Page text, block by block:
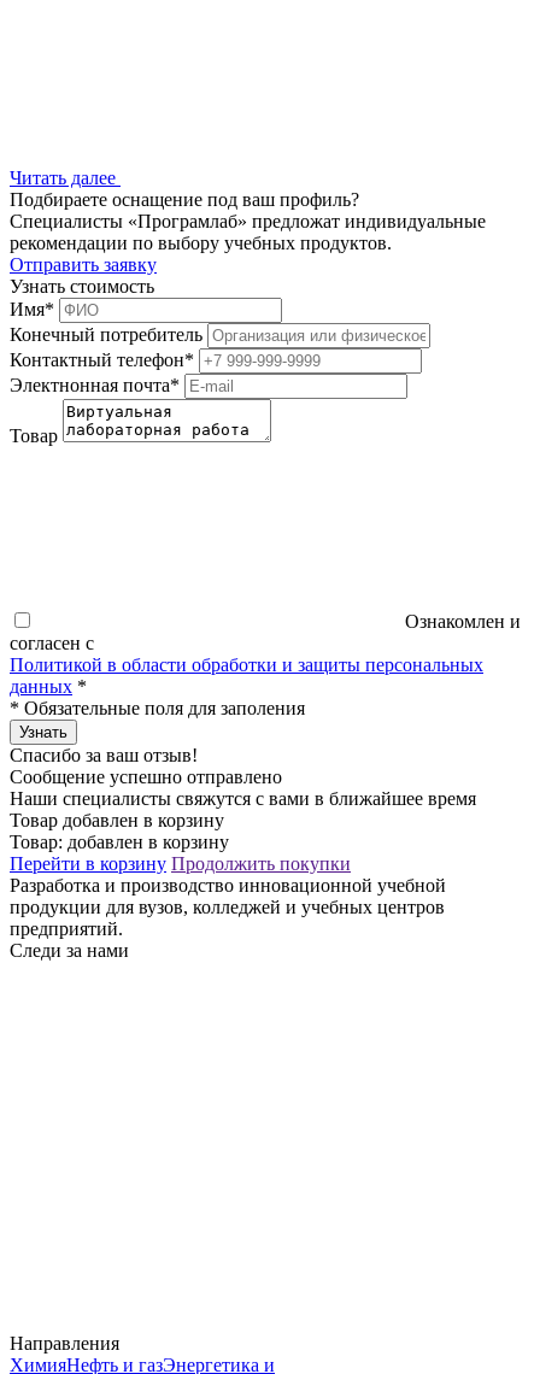
Читать далее
Подбираете оснащение под ваш профиль?
Специалисты «Програмлаб» предложат индивидуальные
рекомендации по выбору учебных продуктов.
Отправить заявку
Узнать стоимость
Имя*
Конечный потребитель
Контактный телефон*
Электнонная почта*
Товар
Ознакомлен и
согласен с
Политикой в области обработки и защиты персональных
данных *
* Обязательные поля для заполения
Узнать
Спасибо за ваш отзыв!
Сообщение успешно отправлено
Наши специалисты свяжутся с вами в ближайшее время
Товар добавлен в корзину
Товар: добавлен в корзину
Перейти в корзину Продолжить покупки
Разработка и производство инновационной учебной
продукции для вузов, колледжей и учебных центров
предприятий.
Следи за нами
Направления
ХимияНефть и газЭнергетика и